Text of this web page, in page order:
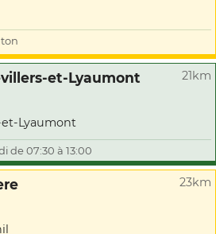
et-Lyaumont 21km
Lyaumont
de 07:30 à 13:00
23km